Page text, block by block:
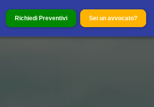
Richiedi Preventivi Sei un avvocato?